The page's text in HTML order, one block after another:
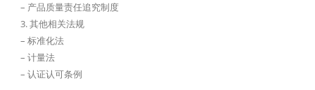
– 产品质量责任追究制度
3. 其他相关法规
– 标准化法
– 计量法
– 认证认可条例